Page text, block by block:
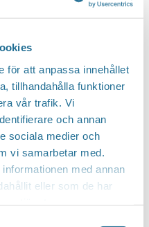
för att anpassa innehållet
tillhandahålla funktioner
vår trafik. Vi
och annan
sociala medier och
vi samarbetar med.
med annan
eller som de har